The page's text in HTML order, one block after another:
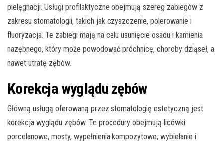
pielęgnacji. Usługi profilaktyczne obejmują szereg zabiegów z
zakresu stomatologii, takich jak czyszczenie, polerowanie i
fluoryzacja. Te zabiegi mają na celu usunięcie osadu i kamienia
nazębnego, który może powodować próchnicę, choroby dziąseł, a
nawet utratę zębów.
Korekcja wyglądu zębów
Główną usługą oferowaną przez stomatologię estetyczną jest
korekcja wyglądu zębów. Te procedury obejmują licówki
porcelanowe, mosty, wypełnienia kompozytowe, wybielanie i